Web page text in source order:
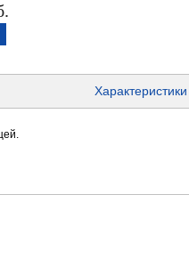
Характеристики